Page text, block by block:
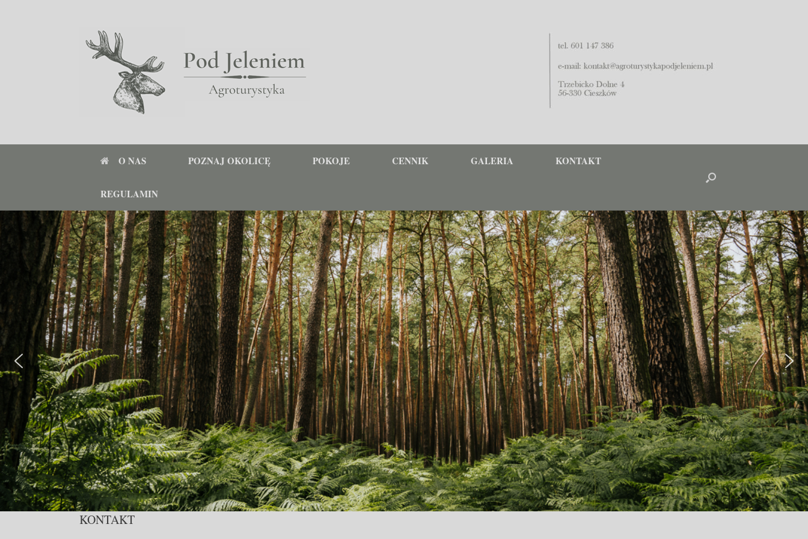
O NAS POZNAJ OKOLICĘ POKOJE CENNIK GALERIA KONTAKT
REGULAMIN
KONTAKT